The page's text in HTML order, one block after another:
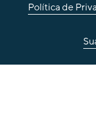
Política de